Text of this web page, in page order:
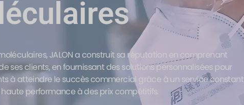
JALON a construit sa réputation en comprenant
ses clients, en fournissant des solutions personnalisées pour
à atteindre le succès commercial grâce à un service constant
performance à des prix compétitifs.